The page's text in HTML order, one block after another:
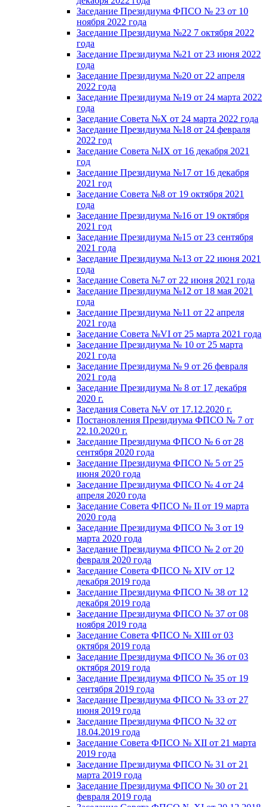
Заседание Президиума ФПСО № 23 от 10
ноября 2022 года
Заседание Президиума №22 7 октября 2022
года
Заседание Президиума №21 от 23 июня 2022
года
Заседание Президиума №20 от 22 апреля
2022 года
Заседание Президиума №19 от 24 марта 2022
года
Заседание Совета №X от 24 марта 2022 года
Заседание Президиума №18 от 24 февраля
2022 год
Заседание Совета №IX от 16 декабря 2021
год
Заседание Президиума №17 от 16 декабря
2021 год
Заседание Совета №8 от 19 октября 2021
года
Заседание Президиума №16 от 19 октября
2021 год
Заседание Президиума №15 от 23 сентября
2021 года
Заседание Президиума №13 от 22 июня 2021
года
Заседание Совета №7 от 22 июня 2021 года
Заседание Президиума №12 от 18 мая 2021
года
Заседание Президиума №11 от 22 апреля
2021 года
Заседание Совета №VI от 25 марта 2021 года
Заседание Президиума № 10 от 25 марта
2021 года
Заседание Президиума № 9 от 26 февраля
2021 года
Заседание Президиума № 8 от 17 декабря
2020 г.
Заседания Совета №V от 17.12.2020 г.
Постановления Президиума ФПСО № 7 от
22.10.2020 г.
Заседание Президиума ФПСО № 6 от 28
сентября 2020 года
Заседание Президиума ФПСО № 5 от 25
июня 2020 года
Заседание Президиума ФПСО № 4 от 24
апреля 2020 года
Заседание Совета ФПСО № II от 19 марта
2020 года
Заседание Президиума ФПСО № 3 от 19
марта 2020 года
Заседание Президиума ФПСО № 2 от 20
февраля 2020 года
Заседание Совета ФПСО № XIV от 12
декабря 2019 года
Заседание Президиума ФПСО № 38 от 12
декабря 2019 года
Заседание Президиума ФПСО № 37 от 08
ноября 2019 года
Заседание Совета ФПСО № XIII от 03
октября 2019 года
Заседание Президиума ФПСО № 36 от 03
октября 2019 года
Заседание Президиума ФПСО № 35 от 19
сентября 2019 года
Заседание Президиума ФПСО № 33 от 27
июня 2019 года
Заседание Президиума ФПСО № 32 от
18.04.2019 года
Заседание Совета ФПСО № XII от 21 марта
2019 года
Заседание Президиума ФПСО № 31 от 21
марта 2019 года
Заседание Президиума ФПСО № 30 от 21
февраля 2019 года